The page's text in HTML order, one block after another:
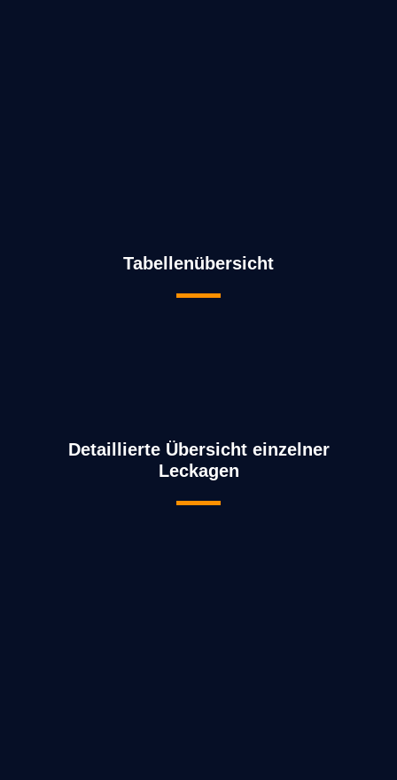
Tabellenübersicht
Detaillierte Übersicht einzelner
Leckagen